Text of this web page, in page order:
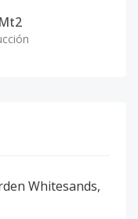
Mt2
Whitesands,